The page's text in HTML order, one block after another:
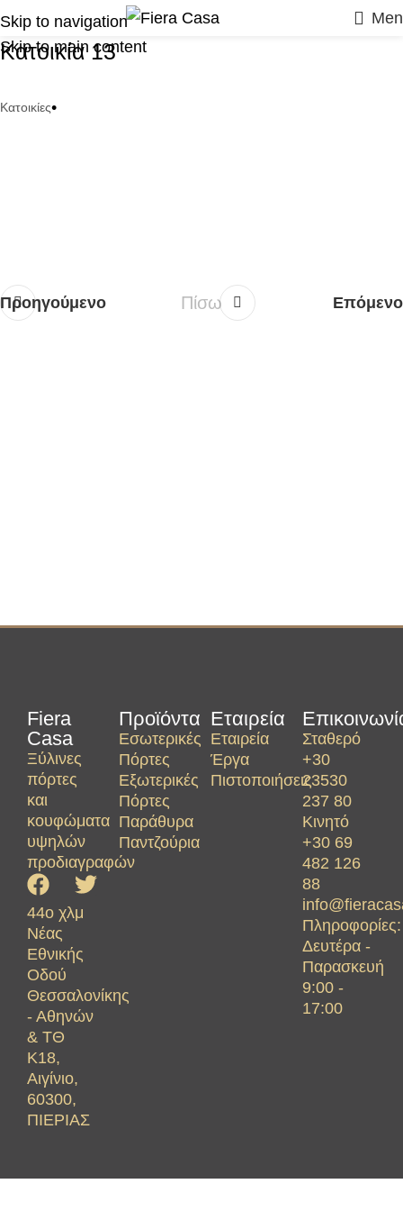
Skip to navigation
Skip to main content
Κατοικία 13
Κατοικίες•
Προηγούμενο Επόμενο
Fiera
Casa
Ξύλινες
πόρτες
και
κουφώματα
υψηλών
προδιαγραφών
44ο χλμ
Νέας
Εθνικής
Οδού
Θεσσαλονίκης
- Αθηνών
& ΤΘ
Κ18,
Αιγίνιο,
60300,
ΠΙΕΡΙΑΣ
Προϊόντα
Εσωτερικές
Πόρτες
Εξωτερικές
Πόρτες
Παράθυρα
Παντζούρια
Εταιρεία
Εταιρεία
Έργα
Πιστοποιήσεις
Σταθερό
+30
23530
237 80
Κινητό
+30 69
482 126
88
Πληροφορίες:
Δευτέρα -
Παρασκευή
9:00 -
17:00